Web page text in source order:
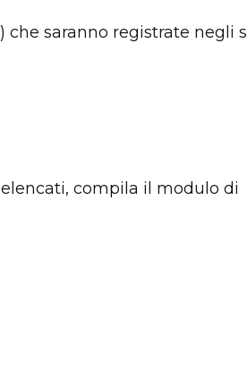
che saranno registrate negli
compila il modulo di